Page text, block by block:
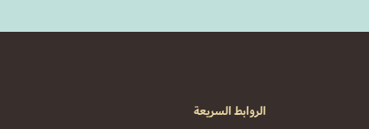
الروابط السريعة